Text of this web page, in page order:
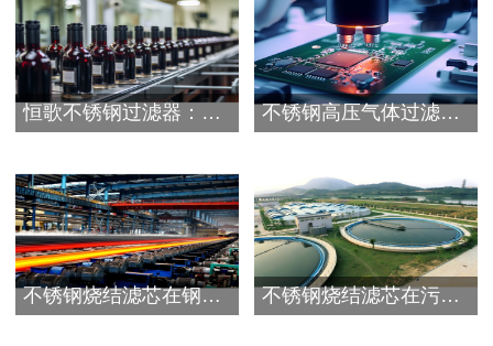
恒歌不锈钢过滤器：赋能酿酒行业全流程的过 不锈钢高压气体过滤器在压缩空气中的应用案
不锈钢烧结滤芯在钢铁行业应用 不锈钢烧结滤芯在污水处理行业应用